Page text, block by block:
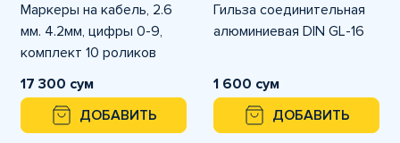
Маркеры на кабель, 2.6
мм. 4.2мм, цифры 0-9,
комплект 10 роликов
17 300 сум
ДОБАВИТЬ
Гильза соединительная
алюминиевая DIN GL-16
1 600 сум
ДОБАВИТЬ